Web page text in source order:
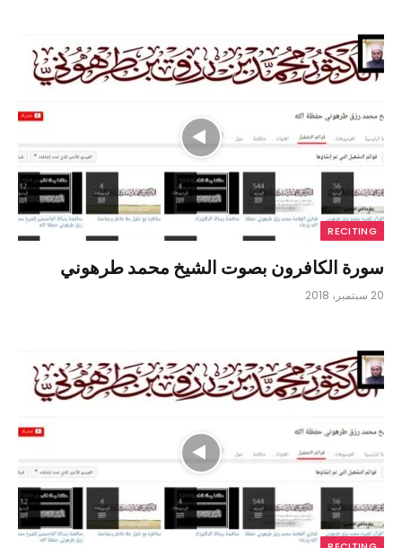
RECITING
سورة الكافرون بصوت الشيخ محمد طرهوني
20 سبتمبر، 2018